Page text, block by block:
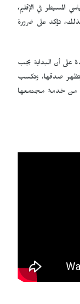
المسيطر في الإقليم،
تؤكد على ضرورة
على أن البداية يجب
وتظهر صدقها، وتكسب
من خدمة مجتمعها